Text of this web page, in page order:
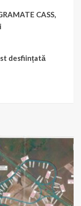
CASS,
desființată